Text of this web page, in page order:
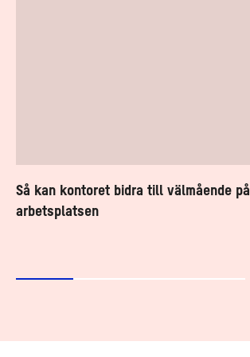
Så kan kontoret bidra till välmående på
arbetsplatsen